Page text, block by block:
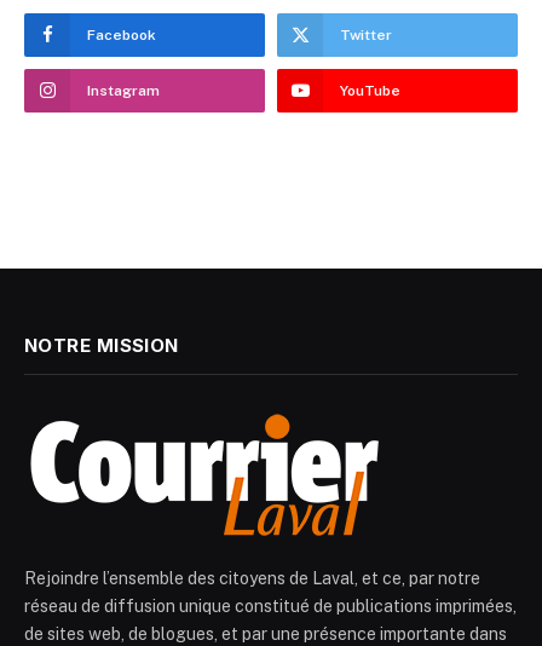
Facebook Twitter
Instagram YouTube
NOTRE MISSION
Rejoindre l’ensemble des citoyens de Laval, et ce, par notre
réseau de diffusion unique constitué de publications imprimées,
de sites web, de blogues, et par une présence importante dans